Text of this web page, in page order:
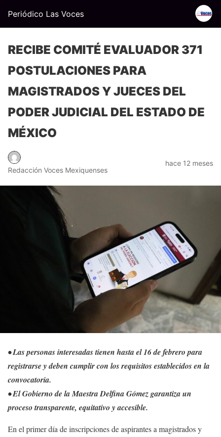
Periódico Las Voces
RECIBE COMITÉ EVALUADOR 371
POSTULACIONES PARA
MAGISTRADOS Y JUECES DEL
PODER JUDICIAL DEL ESTADO DE
MÉXICO
Redacción Voces Mexiquenses
hace 12 meses
• Las personas interesadas tienen hasta el 16 de febrero para
registrarse y deben cumplir con los requisitos establecidos en la
convocatoria.
• El Gobierno de la Maestra Delfina Gómez garantiza un
proceso transparente, equitativo y accesible.
En el primer día de inscripciones de aspirantes a magistrados y